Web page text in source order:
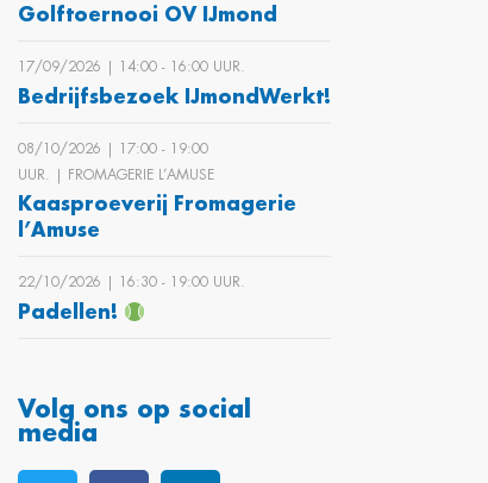
Golftoernooi OV IJmond
17/09/2026 | 14:00 ‐ 16:00 UUR.
Bedrijfsbezoek IJmondWerkt!
08/10/2026 | 17:00 ‐ 19:00
UUR. | FROMAGERIE L’AMUSE
Kaasproeverij Fromagerie
l’Amuse
22/10/2026 | 16:30 ‐ 19:00 UUR.
Padellen!
Volg ons op social
media